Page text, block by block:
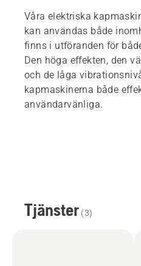
Våra elektriska
kan användas både
finns i utföranden för
Den höga effekten, den
och de låga
kapmaskinerna både
användarvänliga.
Tjänster (3)